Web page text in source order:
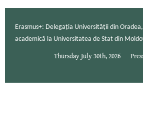
Erasmus+: Delegația Universității din
academică la Universitatea de Stat din
Thursday July 30th, 2026